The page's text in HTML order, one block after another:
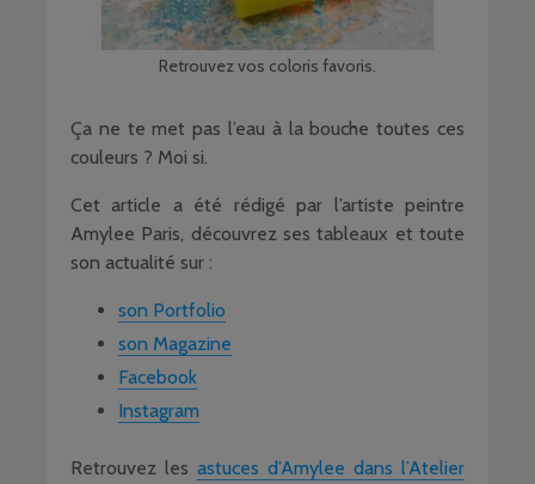
Retrouvez vos coloris favoris.
Ça ne te met pas l’eau à la bouche toutes ces
couleurs ? Moi si.
Cet article a été rédigé par l’artiste peintre
Amylee Paris, découvrez ses tableaux et toute
son actualité sur :
son Portfolio
son Magazine
Facebook
Instagram
Retrouvez les astuces d’Amylee dans l’Atelier